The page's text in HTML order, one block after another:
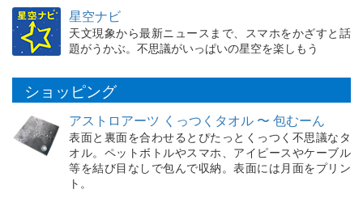
星空ナビ
天文現象から最新ニュースまで、スマホをかざすと話
題がうかぶ。不思議がいっぱいの星空を楽しもう
ショッピング
アストロアーツ くっつくタオル 〜 包むーん
表面と裏面を合わせるとぴたっとくっつく不思議なタ
オル。ペットボトルやスマホ、アイピースやケーブル
等を結び目なしで包んで収納。表面には月面をプリン
ト。